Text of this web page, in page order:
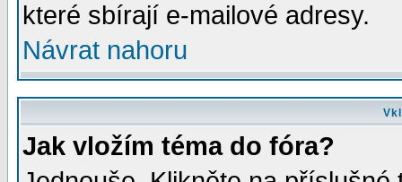
které sbírají e-mailové adresy.
Návrat nahoru
Jak vložím téma do fóra?